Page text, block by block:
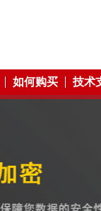
如何购买 技术